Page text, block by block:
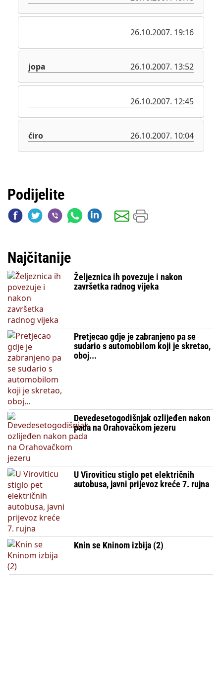
26.10.2007. 19:16
jopa 26.10.2007. 13:52
26.10.2007. 12:45
ćiro 26.10.2007. 10:04
Podijelite
Najčitanije
Željeznica ih povezuje i nakon
završetka radnog vijeka
Pretjecao gdje je zabranjeno pa se
sudario s automobilom koji je skretao,
oboj...
Devedesetogodišnjak ozlijeđen nakon
pada na Orahovačkom jezeru
U Viroviticu stiglo pet električnih
autobusa, javni prijevoz kreće 7. rujna
Knin se Kninom izbija (2)